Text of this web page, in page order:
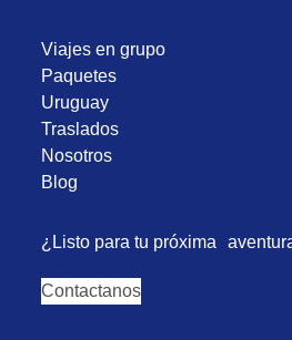
Viajes en grupo
Paquetes
Uruguay
Traslados
Nosotros
Blog
¿Listo para tu próxima
Contactanos